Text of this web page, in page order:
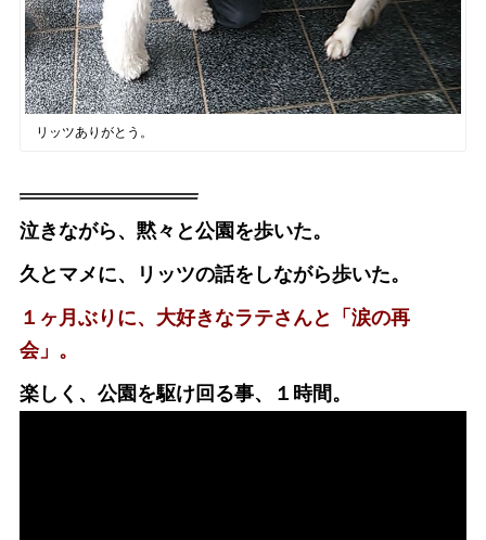
リッツありがとう。
泣きながら、黙々と公園を歩いた。
久とマメに、リッツの話をしながら歩いた。
１ヶ月ぶりに、大好きなラテさんと「涙の再
会」。
楽しく、公園を駆け回る事、１時間。